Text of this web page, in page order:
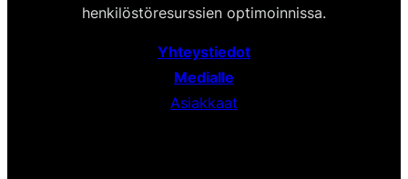
henkilöstöresurssien optimoinnissa.
Yhteystiedot
Medialle
Asiakkaat